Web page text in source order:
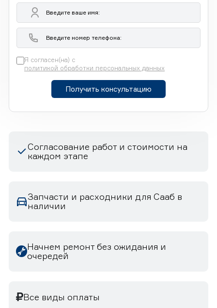
Я согласен(на) с
политикой обработки персональных данных
Получить консультацию
Согласование работ и стоимости на
каждом этапе
Запчасти и расходники для Сааб в
наличии
Начнем ремонт без ожидания и
очередей
Все виды оплаты